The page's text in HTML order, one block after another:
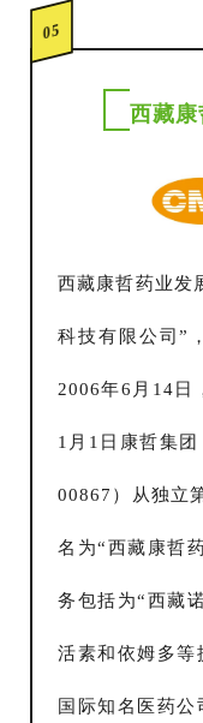
05
西藏康
西藏康哲药业发
科技有限公司”
2006年6月14日
1月1日康哲集
00867）从独立
名为“西藏康哲
务包括为“西藏
活素和依姆多等
国际知名医药